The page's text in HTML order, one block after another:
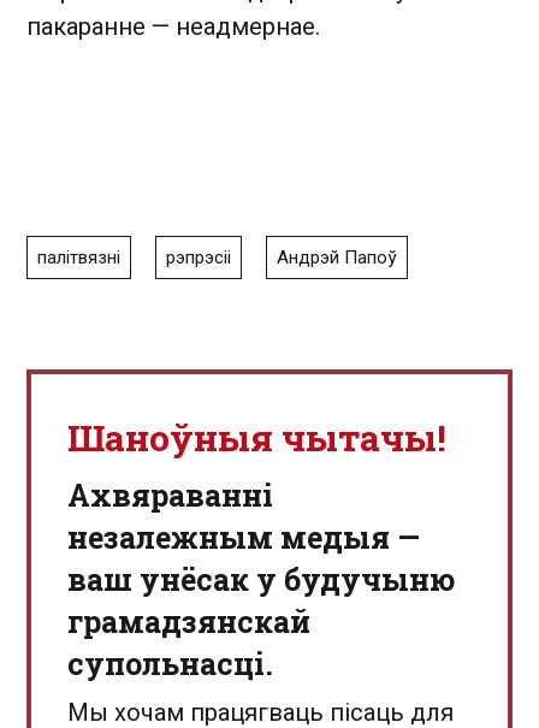
пакаранне — неадмернае.
палітвязні рэпрэсіі Андрэй Папоў
Шаноўныя чытачы!
Aхвяраванні
незалежным медыя —
ваш унёсак у будучыню
грамадзянскай
супольнасці.
Мы хочам працягваць пісаць для